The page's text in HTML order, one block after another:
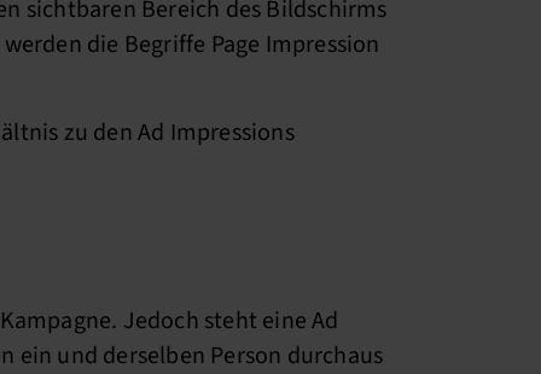
sichtbaren Bereich des Bildschirms
die Begriffe Page Impression
zu den Ad Impressions
Jedoch steht eine Ad
ein und derselben Person durchaus